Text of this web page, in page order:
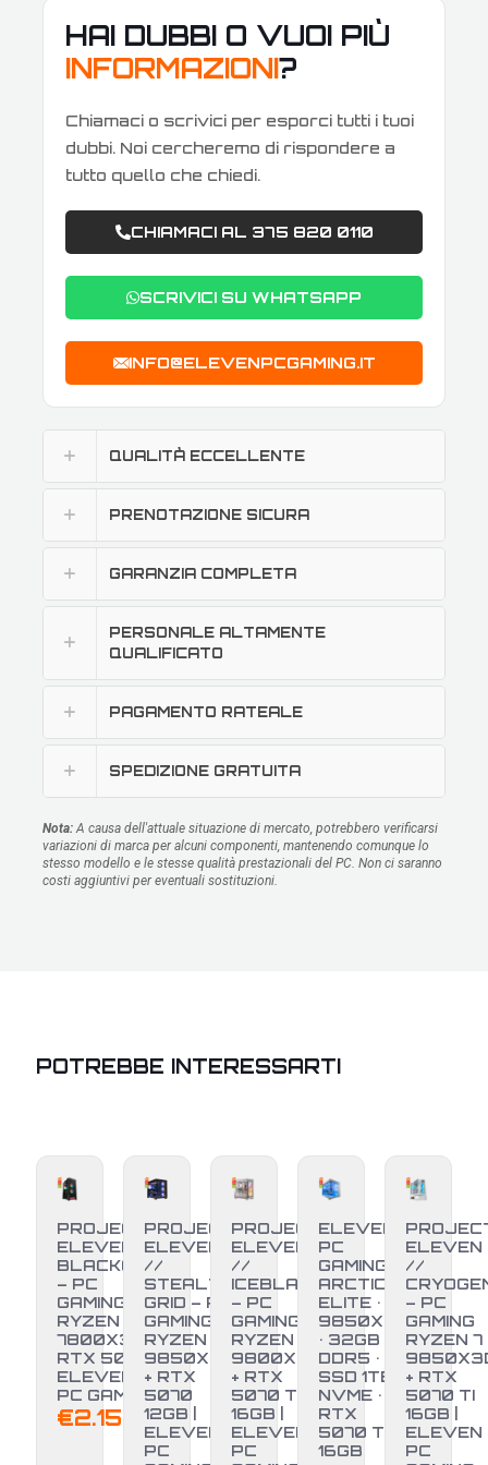
HAI DUBBI O VUOI PIÙ
INFORMAZIONI?
Chiamaci o scrivici per esporci tutti i tuoi
dubbi. Noi cercheremo di rispondere a
tutto quello che chiedi.
CHIAMACI AL 375 820 0110
SCRIVICI SU WHATSAPP
INFO@ELEVENPCGAMING.IT
QUALITÀ ECCELLENTE
PRENOTAZIONE SICURA
GARANZIA COMPLETA
PERSONALE ALTAMENTE
QUALIFICATO
PAGAMENTO RATEALE
SPEDIZIONE GRATUITA
Nota: A causa dell'attuale situazione di mercato, potrebbero verificarsi
variazioni di marca per alcuni componenti, mantenendo comunque lo
stesso modello e le stesse qualità prestazionali del PC. Non ci saranno
costi aggiuntivi per eventuali sostituzioni.
POTREBBE INTERESSARTI
PROJECT
ELEVEN //
BLACKOUT
– PC
GAMING
RYZEN 7
7800X3D +
RTX 5070 |
ELEVEN
PC GAMING
€2.150,00
-3%
PROJECT
ELEVEN
//
STEALTH
GRID – PC
GAMING
RYZEN 7
9850X3D
+ RTX
5070
12GB |
ELEVEN
PC
PROJECT
ELEVEN
//
ICEBLADE
– PC
GAMING
RYZEN 7
9800X3D
+ RTX
5070 TI
16GB |
ELEVEN
PC
ELEVEN
PC
GAMING •
ARCTIC
ELITE • R7
9850X3D
• 32GB
DDR5 •
SSD 1TB
NVME •
RTX
5070 Ti
16GB
ELEVEN
//
– PC
GAMING
RYZEN 7
+ RTX
5070 TI
16GB |
ELEVEN
PC